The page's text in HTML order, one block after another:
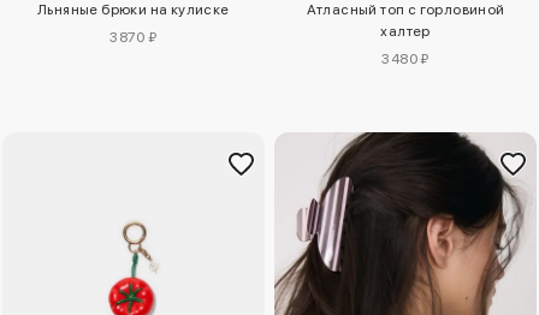
Льняные брюки на кулиске
3870 ₽
Атласный топ с горловиной
халтер
3480 ₽